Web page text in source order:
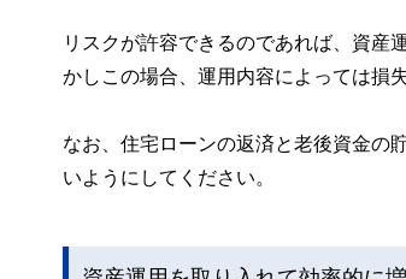
リスクが許容できるのであれば、資産
かしこの場合、運用内容によっては損
なお、住宅ローンの返済と老後資金の
いようにしてください。